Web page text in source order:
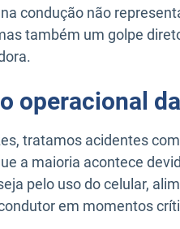
condução não
também um golpe
operacional
tratamos acidentes
a maioria acontece
pelo uso do celular,
em momentos